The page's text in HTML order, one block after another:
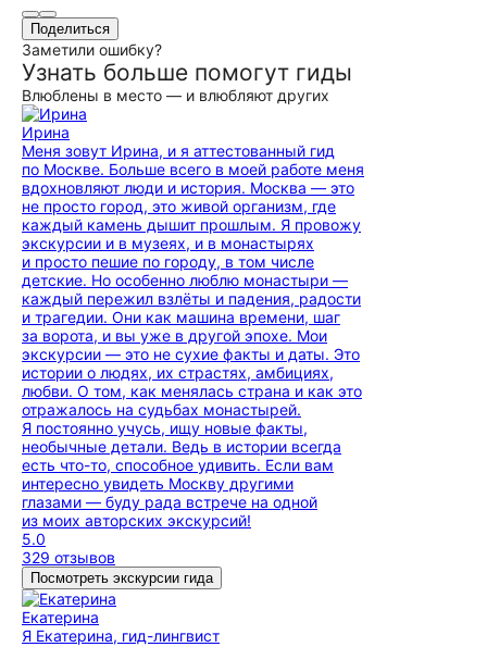
Поделиться
Заметили ошибку?
Узнать больше помогут гиды
Влюблены в место — и влюбляют других
Ирина
Меня зовут Ирина, и я аттестованный гид
по Москве. Больше всего в моей работе меня
вдохновляют люди и история. Москва — это
не просто город, это живой организм, где
каждый камень дышит прошлым. Я провожу
экскурсии и в музеях, и в монастырях
и просто пешие по городу, в том числе
детские. Но особенно люблю монастыри —
каждый пережил взлёты и падения, радости
и трагедии. Они как машина времени, шаг
за ворота, и вы уже в другой эпохе. Мои
экскурсии — это не сухие факты и даты. Это
истории о людях, их страстях, амбициях,
любви. О том, как менялась страна и как это
отражалось на судьбах монастырей.
Я постоянно учусь, ищу новые факты,
необычные детали. Ведь в истории всегда
есть что-то, способное удивить. Если вам
интересно увидеть Москву другими
глазами — буду рада встрече на одной
из моих авторских экскурсий!
5.0
329 отзывов
Посмотреть экскурсии гида
Екатерина
Я Екатерина, гид-лингвист